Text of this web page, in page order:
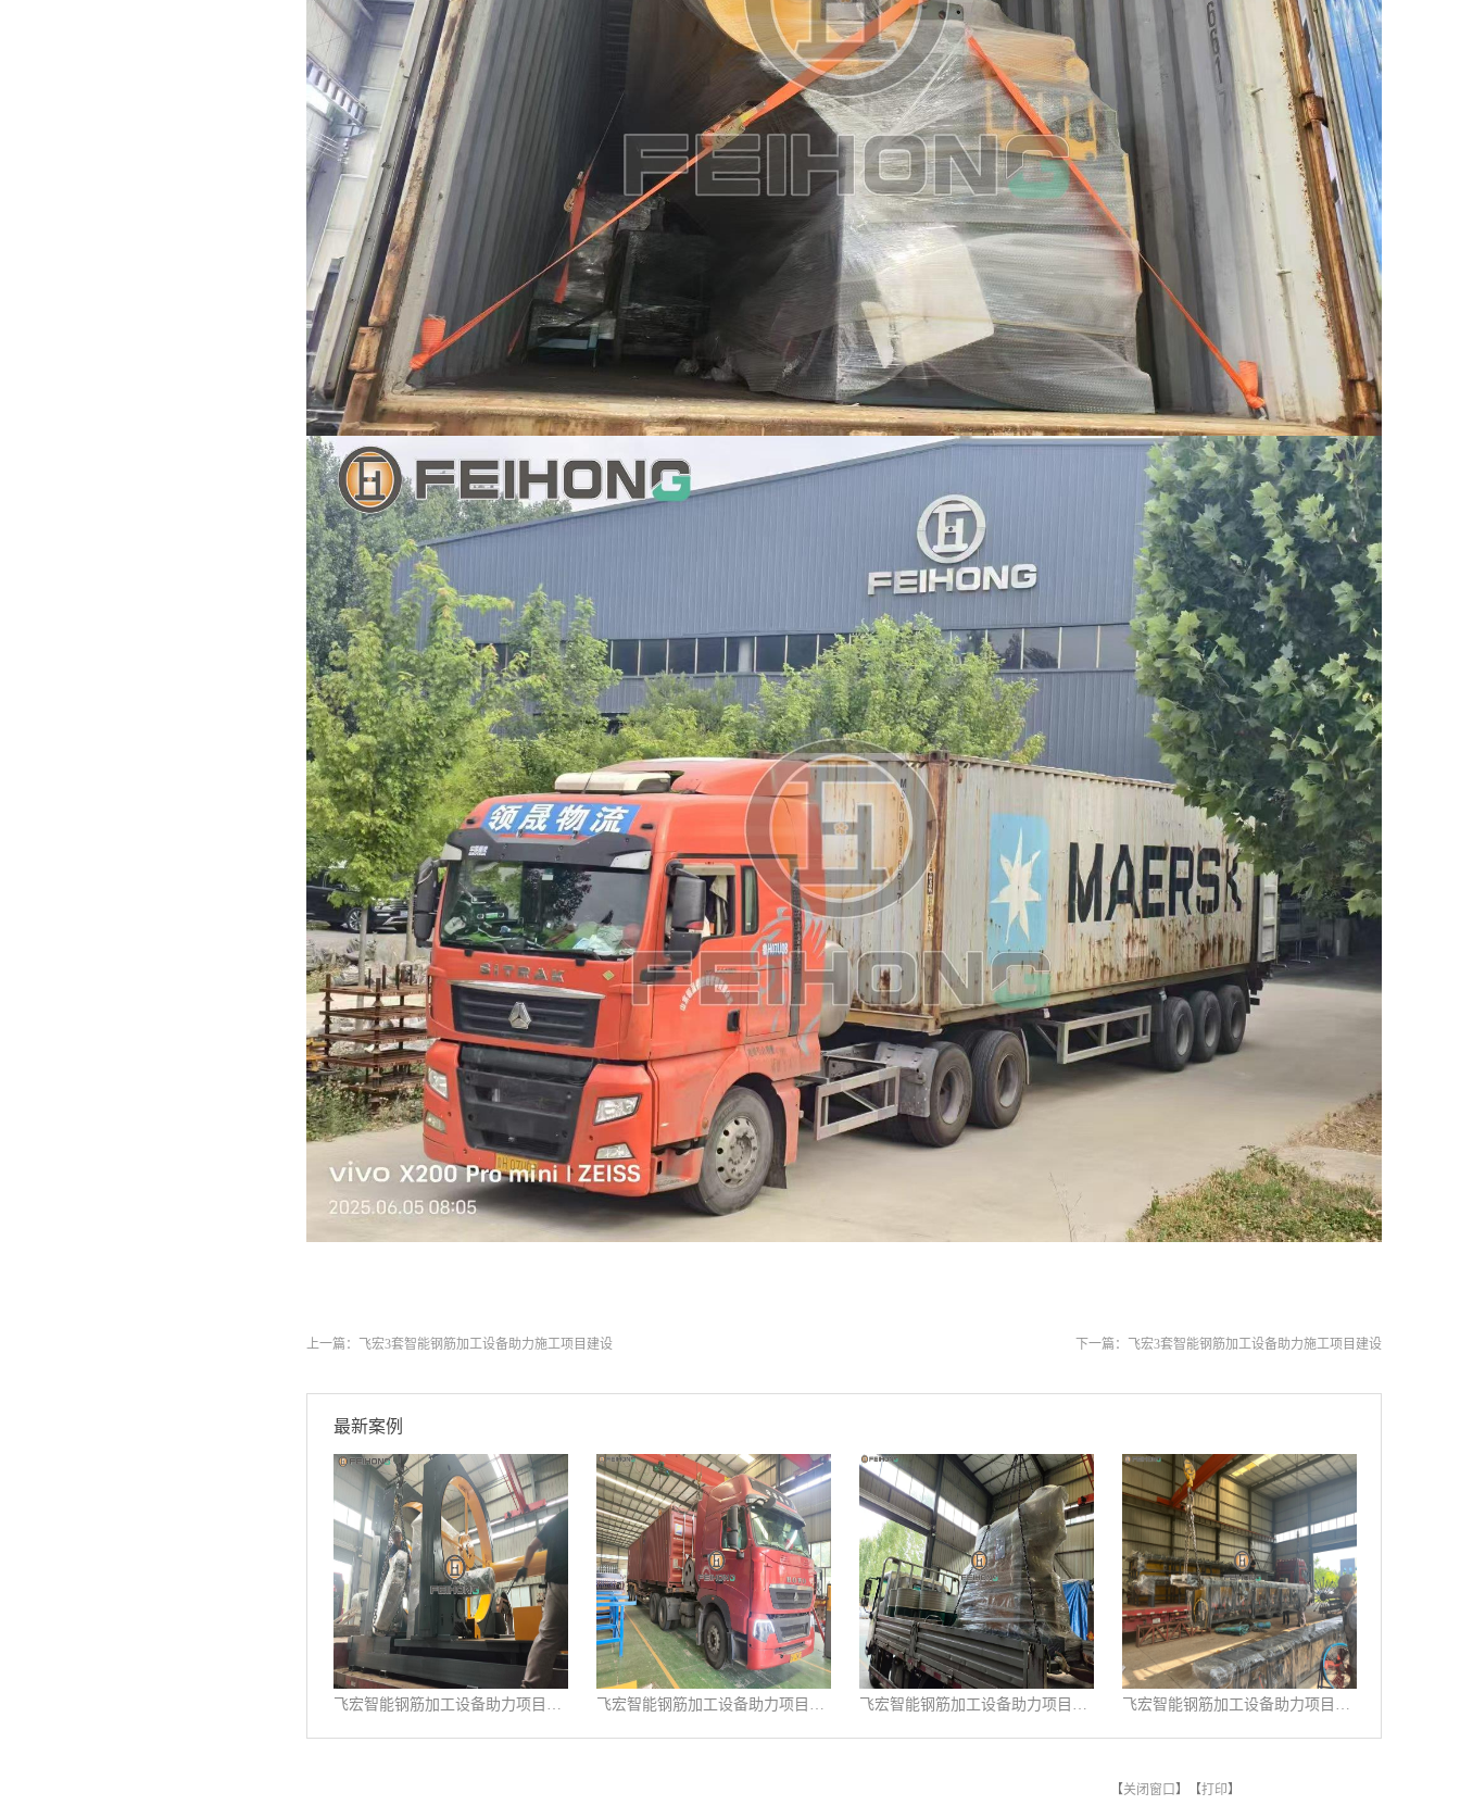
上一篇： 飞宏3套智能钢筋加工设备助力施工项目建设 下一篇： 飞宏3套智能钢筋加工设备助力施工项目建设
最新案例
飞宏智能钢筋加工设备助力项目施工建设 飞宏智能钢筋加工设备助力项目施工建设 飞宏智能钢筋加工设备助力项目施工建设 飞宏智能钢筋加工设备助力项目施工建设
【关闭窗口 】【打印】